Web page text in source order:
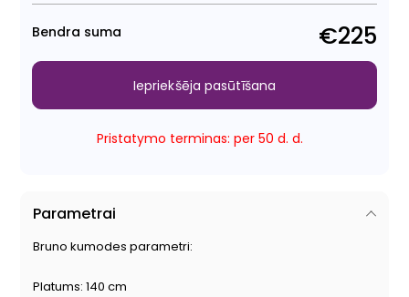
Bendra suma €225
Pristatymo terminas: per 50 d. d.
Iepriekšēja pasūtīšana
Parametrai
Bruno kumodes parametri:
Platums: 140 cm